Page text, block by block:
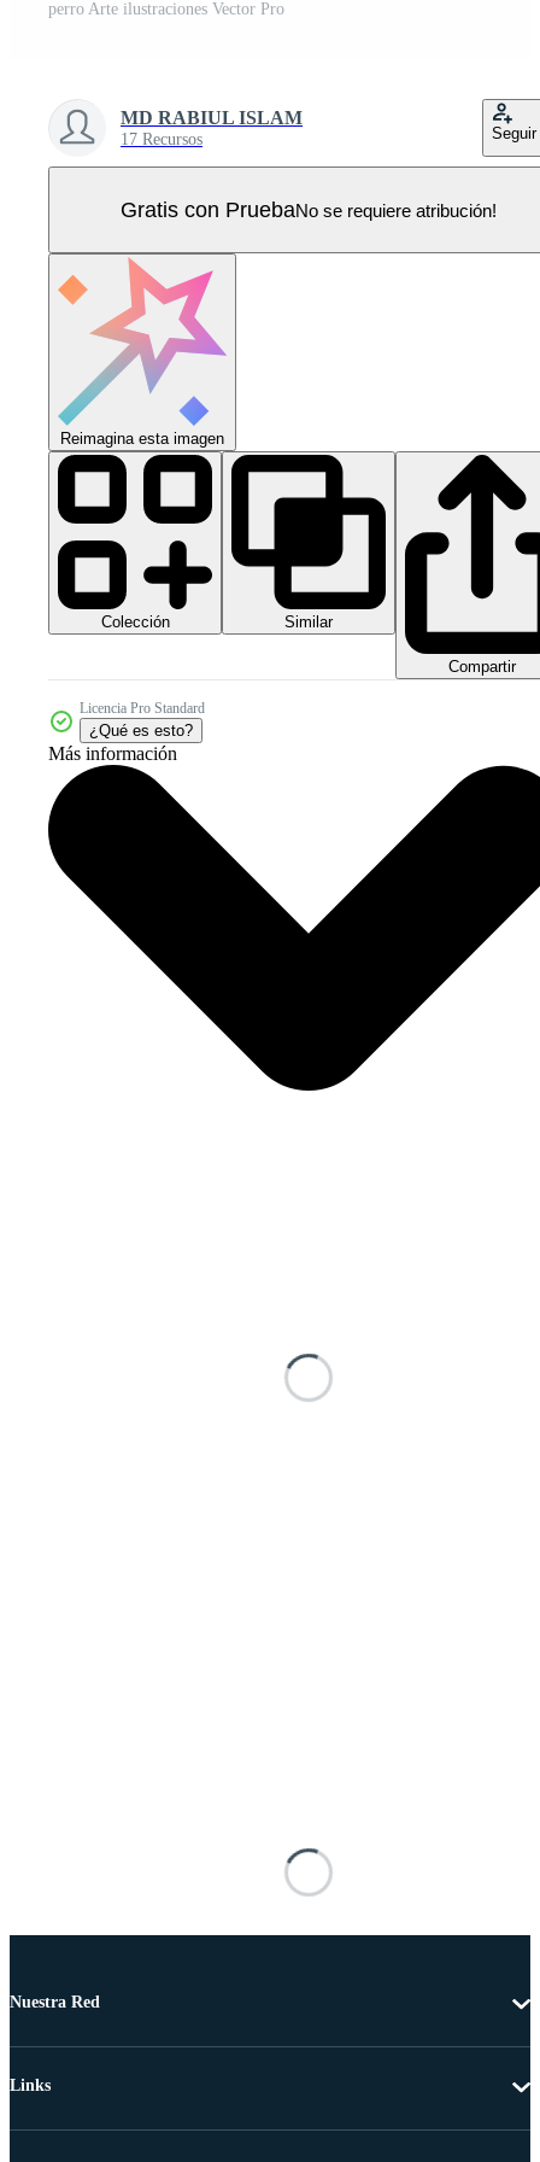
perro Arte ilustraciones Vector Pro
MD RABIUL ISLAM
17 Recursos Seguir
Gratis con PruebaNo se requiere atribución!
Reimagina esta imagen
Colección Similar
Compartir
Licencia Pro Standard
¿Qué es esto?
Más información
Nuestra Red
Links